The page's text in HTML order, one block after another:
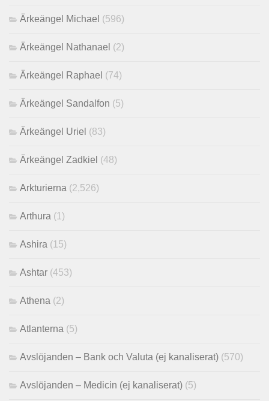
Ärkeängel Michael (596)
Ärkeängel Nathanael (2)
Ärkeängel Raphael (74)
Ärkeängel Sandalfon (5)
Ärkeängel Uriel (83)
Ärkeängel Zadkiel (48)
Arkturierna (2,526)
Arthura (1)
Ashira (15)
Ashtar (453)
Athena (2)
Atlanterna (5)
Avslöjanden – Bank och Valuta (ej kanaliserat) (570)
Avslöjanden – Medicin (ej kanaliserat) (5)